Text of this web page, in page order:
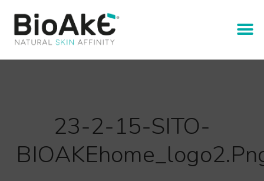
23-2-15-SITO-